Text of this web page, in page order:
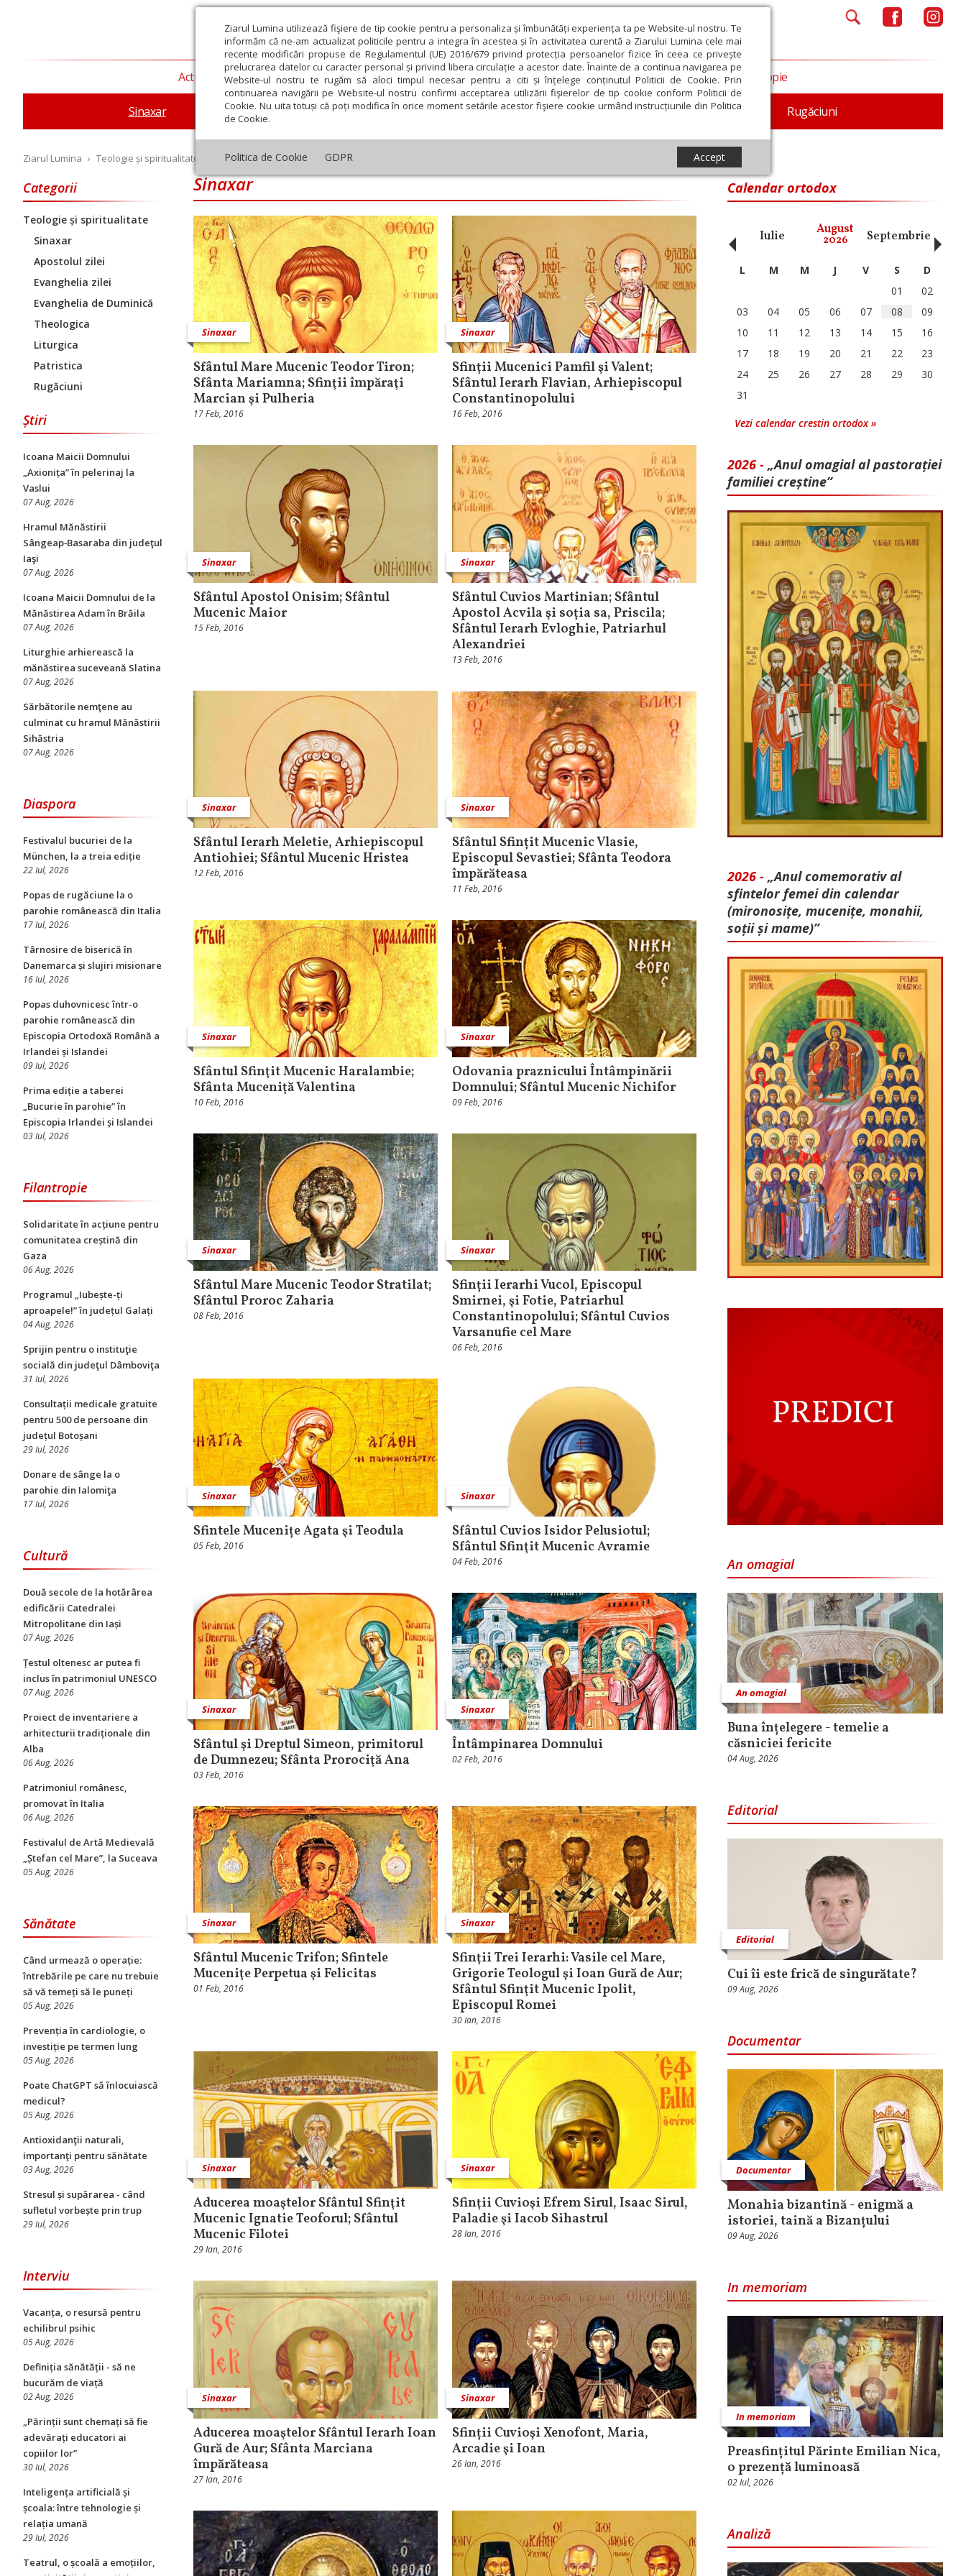
Ziarul Lumina utilizează fişiere de tip cookie pentru a personaliza și îmbunătăți experiența ta pe Website-ul nostru. Te
informăm că ne-am actualizat politicile pentru a integra în acestea și în activitatea curentă a Ziarului Lumina cele mai
recente modificări propuse de Regulamentul (UE) 2016/679 privind protecția persoanelor fizice în ceea ce privește
prelucrarea datelor cu caracter personal și privind libera circulație a acestor date. Înainte de a continua navigarea pe
Website-ul nostru te rugăm să aloci timpul necesar pentru a citi și înțelege conținutul Politicii de Cookie. Prin
continuarea navigării pe Website-ul nostru confirmi acceptarea utilizării fişierelor de tip cookie conform Politicii de
Cookie. Nu uita totuși că poți modifica în orice moment setările acestor fişiere cookie urmând instrucțiunile din Politica
de Cookie.
Politica de Cookie GDPR Accept
Actualitate religioasă Teologie și spiritualitate
Sinaxar Apostolul zilei Evanghelia zilei Evanghelia de Duminică Theologica Liturgica Patristica Rugăciuni
Educaţie și Cultură Societate Opinii Filantropie
Ziarul Lumina › Teologie și spiritualitate Sinaxar
Categorii
Teologie și spiritualitate
Sinaxar
Apostolul zilei
Evanghelia zilei
Evanghelia de Duminică
Theologica
Liturgica
Patristica
Rugăciuni
Știri
Icoana Maicii Domnului
„Axionița” în pelerinaj la
Vaslui
07 Aug, 2026
Hramul Mănăstirii
Sângeap‑Basaraba din judeţul
Iaşi
07 Aug, 2026
Icoana Maicii Domnului de la
Mănăstirea Adam în Brăila
07 Aug, 2026
Liturghie arhierească la
mănăstirea suceveană Slatina
07 Aug, 2026
Sărbătorile nemţene au
culminat cu hramul Mănăstirii
Sihăstria
07 Aug, 2026
Diaspora
Festivalul bucuriei de la
München, la a treia ediție
22 Iul, 2026
Popas de rugăciune la o
parohie românească din Italia
17 Iul, 2026
Târnosire de biserică în
Danemarca și slujiri misionare
16 Iul, 2026
Popas duhovnicesc într-o
parohie românească din
Episcopia Ortodoxă Română a
Irlandei și Islandei
09 Iul, 2026
Prima ediție a taberei
„Bucurie în parohie” în
Episcopia Irlandei și Islandei
03 Iul, 2026
Filantropie
Solidaritate în acțiune pentru
comunitatea creștină din
Gaza
06 Aug, 2026
Programul „Iubește-ți
aproapele!” în județul Galați
04 Aug, 2026
Sprijin pentru o instituţie
socială din judeţul Dâmboviţa
31 Iul, 2026
Consultații medicale gratuite
pentru 500 de persoane din
județul Botoșani
29 Iul, 2026
Donare de sânge la o
parohie din Ialomiţa
17 Iul, 2026
Cultură
Două secole de la hotărârea
edificării Catedralei
Mitropolitane din Iași
07 Aug, 2026
Țestul oltenesc ar putea fi
inclus în patrimoniul UNESCO
07 Aug, 2026
Proiect de inventariere a
arhitecturii tradiționale din
Alba
06 Aug, 2026
Patrimoniul românesc,
promovat în Italia
06 Aug, 2026
Festivalul de Artă Medievală
„Ștefan cel Mare”, la Suceava
05 Aug, 2026
Sănătate
Când urmează o operație:
întrebările pe care nu trebuie
să vă temeți să le puneți
05 Aug, 2026
Prevenția în cardiologie, o
investiție pe termen lung
05 Aug, 2026
Poate ChatGPT să înlocuiască
medicul?
05 Aug, 2026
Antioxidanţii naturali,
importanţi pentru sănătate
03 Aug, 2026
Stresul și supărarea - când
sufletul vorbește prin trup
29 Iul, 2026
Interviu
Vacanța, o resursă pentru
echilibrul psihic
05 Aug, 2026
Definiția sănătății - să ne
bucurăm de viață
02 Aug, 2026
„Părinții sunt chemați să fie
adevărați educatori ai
copiilor lor”
30 Iul, 2026
Inteligența artificială și
școala: între tehnologie și
relația umană
29 Iul, 2026
Teatrul, o școală a emoțiilor,
Sinaxar
Sinaxar
Sfântul Mare Mucenic Teodor Tiron;
Sfânta Mariamna; Sfinţii împăraţi
Marcian şi Pulheria
17 Feb, 2016
Sinaxar
Sfinţii Mucenici Pamfil şi Valent;
Sfântul Ierarh Flavian, Arhiepiscopul
Constantinopolului
16 Feb, 2016
Sinaxar
Sfântul Apostol Onisim; Sfântul
Mucenic Maior
15 Feb, 2016
Sinaxar
Sfântul Cuvios Martinian; Sfântul
Apostol Acvila şi soția sa, Priscila;
Sfântul Ierarh Evloghie, Patriarhul
Alexandriei
13 Feb, 2016
Sinaxar
Sfântul Ierarh Meletie, Arhiepiscopul
Antiohiei; Sfântul Mucenic Hristea
12 Feb, 2016
Sinaxar
Sfântul Sfințit Mucenic Vlasie,
Episcopul Sevastiei; Sfânta Teodora
împărăteasa
11 Feb, 2016
Sinaxar
Sfântul Sfinţit Mucenic Haralambie;
Sfânta Muceniţă Valentina
10 Feb, 2016
Sinaxar
Odovania praznicului Întâmpinării
Domnului; Sfântul Mucenic Nichifor
09 Feb, 2016
Sinaxar
Sfântul Mare Mucenic Teodor Stratilat;
Sfântul Proroc Zaharia
08 Feb, 2016
Sinaxar
Sfinții Ierarhi Vucol, Episcopul
Smirnei, şi Fotie, Patriarhul
Constantinopolului; Sfântul Cuvios
Varsanufie cel Mare
06 Feb, 2016
Sinaxar
Sfintele Mucenițe Agata şi Teodula
05 Feb, 2016
Sinaxar
Sfântul Cuvios Isidor Pelusiotul;
Sfântul Sfinţit Mucenic Avramie
04 Feb, 2016
Sinaxar
Sfântul şi Dreptul Simeon, primitorul
de Dumnezeu; Sfânta Prorociţă Ana
03 Feb, 2016
Sinaxar
Întâmpinarea Domnului
02 Feb, 2016
Sinaxar
Sfântul Mucenic Trifon; Sfintele
Muceniţe Perpetua şi Felicitas
01 Feb, 2016
Sinaxar
Sfinţii Trei Ierarhi: Vasile cel Mare,
Grigorie Teologul şi Ioan Gură de Aur;
Sfântul Sfinţit Mucenic Ipolit,
Episcopul Romei
30 Ian, 2016
Sinaxar
Aducerea moaştelor Sfântul Sfinţit
Mucenic Ignatie Teoforul; Sfântul
Mucenic Filotei
29 Ian, 2016
Sinaxar
Sfinţii Cuvioşi Efrem Sirul, Isaac Sirul,
Paladie şi Iacob Sihastrul
28 Ian, 2016
Sinaxar
Aducerea moaştelor Sfântul Ierarh Ioan
Gură de Aur; Sfânta Marciana
împărăteasa
27 Ian, 2016
Sinaxar
Sfinții Cuvioşi Xenofont, Maria,
Arcadie şi Ioan
26 Ian, 2016
Calendar ortodox
August Octombrie Noiembrie Decembrie Ianuarie Februarie Martie Mai Iulie August
2026 Septembrie
‹ L M M J V S
D
01
02
03
04 05 06 07 08
09
10
11 12 13 14 15
16
17
18 19 20 21 22
23
24
25 26 27 28 29
30
31
Vezi calendar crestin ortodox »
2026 - „Anul omagial al pastorației
familiei creștine”
2026 - „Anul comemorativ al
sfintelor femei din calendar
(mironosițe, mu­cenițe, monahii,
soții și mame)”
An omagial
An omagial
Buna înțelegere - temelie a
căsniciei fericite
04 Aug, 2026
Editorial
Editorial
Cui îi este frică de singurătate?
09 Aug, 2026
Documentar
Documentar
Monahia bizantină - enigmă a
istoriei, taină a Bizanțului
09 Aug, 2026
In memoriam
In memoriam
Preasfințitul Părinte Emilian Nica,
o prezență luminoasă
02 Iul, 2026
Analiză